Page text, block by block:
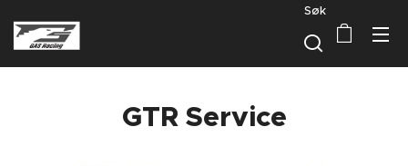
Søk
GTR Service